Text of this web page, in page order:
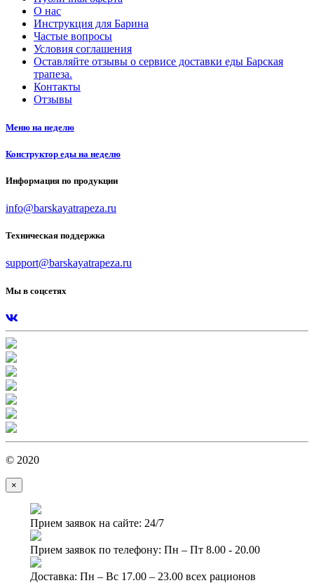
О нас
Инструкция для Барина
Частые вопросы
Условия соглашения
Оставляйте отзывы о сервисе доставки еды Барская
трапеза.
Контакты
Отзывы
Меню на неделю
Конструктор еды на неделю
Информация по продукции
info@barskayatrapeza.ru
Техническая поддержка
support@barskayatrapeza.ru
Мы в соцсетях
© 2020
×
Прием заявок на сайте: 24/7
Прием заявок по телефону: Пн – Пт 8.00 - 20.00
Доставка: Пн – Вс 17.00 – 23.00 всех рационов